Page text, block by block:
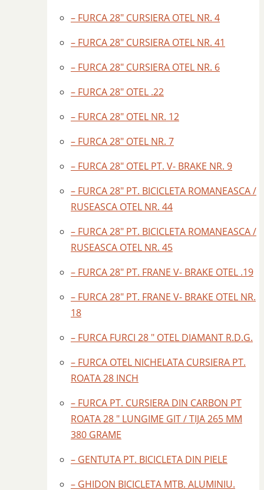
– FURCA 28″ CURSIERA OTEL NR. 4
– FURCA 28″ CURSIERA OTEL NR. 41
– FURCA 28″ CURSIERA OTEL NR. 6
– FURCA 28″ OTEL .22
– FURCA 28″ OTEL NR. 12
– FURCA 28″ OTEL NR. 7
– FURCA 28″ OTEL PT. V- BRAKE NR. 9
– FURCA 28″ PT. BICICLETA ROMANEASCA /
RUSEASCA OTEL NR. 44
– FURCA 28″ PT. BICICLETA ROMANEASCA /
RUSEASCA OTEL NR. 45
– FURCA 28″ PT. FRANE V- BRAKE OTEL .19
– FURCA 28″ PT. FRANE V- BRAKE OTEL NR.
18
– FURCA FURCI 28 " OTEL DIAMANT R.D.G.
– FURCA OTEL NICHELATA CURSIERA PT.
ROATA 28 INCH
– FURCA PT. CURSIERA DIN CARBON PT
ROATA 28 " LUNGIME GIT / TIJA 265 MM
380 GRAME
– GENTUTA PT. BICICLETA DIN PIELE
– GHIDON BICICLETA MTB. ALUMINIU.